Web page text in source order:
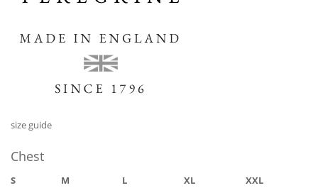
size guide
Chest
S M L XL
XXL